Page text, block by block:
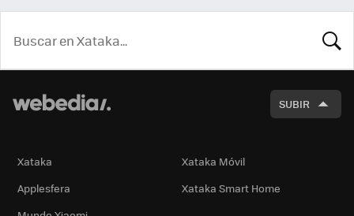
SUBIR
Xataka
Xataka Móvil
Applesfera
Xataka Smart Home